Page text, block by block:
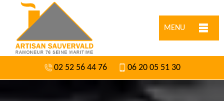
MENU
02 52 56 44 76 06 20 05 51 30